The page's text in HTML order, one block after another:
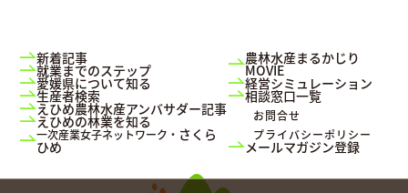
新着記事
就業までのステップ
愛媛県について知る
生産者検索
えひめ農林水産アンバサダー記事
えひめの林業を知る
一次産業女子ネットワーク・ さくら
ひめ
農林水産まるかじり
MOVIE
経営シミュレーション
相談窓口一覧
お問合せ
プライバシーポリシー
メールマガジン登録